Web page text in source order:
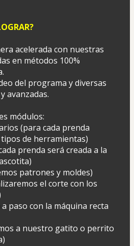
acelerada con nuestras
en métodos 100%
del programa y diversas
avanzadas.
módulos:
(para cada prenda
de herramientas)
prenda será creada a la
patrones y moldes)
el corte con los
paso con la máquina recta
a nuestro gatito o perrito